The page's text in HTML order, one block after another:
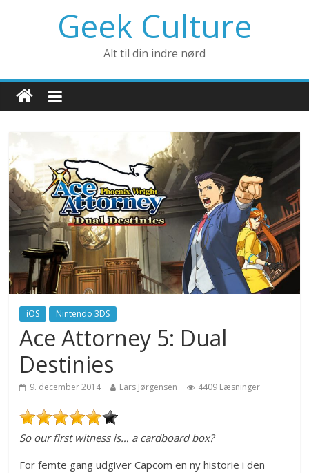
Geek Culture
Alt til din indre nørd
iOS Nintendo 3DS
Ace Attorney 5: Dual
Destinies
9. december 2014 Lars Jørgensen 4409 Læsninger
So our first witness is… a cardboard box?
For femte gang udgiver Capcom en ny historie i den